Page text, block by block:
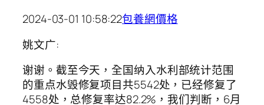
2024-03-01 10:58:22包養網價格
姚文广:
谢谢。截至今天，全国纳入水利部统计范围
的重点水毁修复项目共5542处，已经修复了
4558处，总修复率达82.2%，我们判断，6月